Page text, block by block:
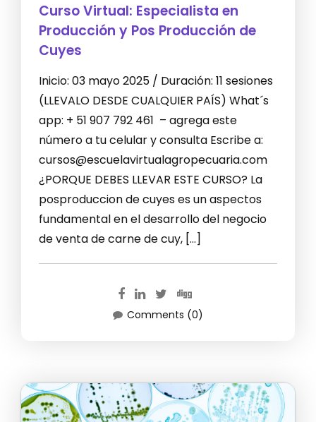
Curso Virtual: Especialista en
Producción y Pos Producción de
Cuyes
Inicio: 03 mayo 2025 / Duración: 11 sesiones
(LLEVALO DESDE CUALQUIER PAÍS) What´s
app: + 51 907 792 461 – agrega este
número a tu celular y consulta Escribe a:
cursos@escuelavirtualagropecuaria.com
¿PORQUE DEBES LLEVAR ESTE CURSO? La
posproduccion de cuyes es un aspectos
fundamental en el desarrollo del negocio
de venta de carne de cuy, […]
Comments (0)